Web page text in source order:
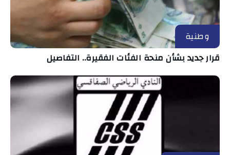
وطنية
قرار جديد بشأن منحة الفئات الفقيرة.. التفاصيل